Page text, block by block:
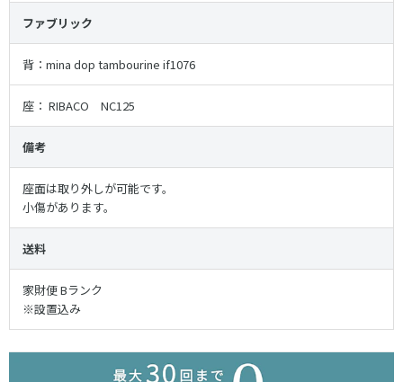
ファブリック
背： mina dop tambourine if1076
座： RIBACO NC125
備考
座面は取り外しが可能です。
小傷があります。
送料
家財便 Bランク
※設置込み